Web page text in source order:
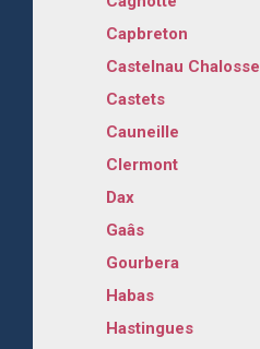
Capbreton
Castelnau Chalosse
Castets
Cauneille
Clermont
Dax
Gaâs
Gourbera
Habas
Hastingues